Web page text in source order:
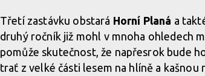
Třetí zastávku obstará Horní Planá a
druhý ročník již mohl v mnoha ohledech
pomůže skutečnost, že napřesrok bude
trať z velké části lesem na hlíně a kašnou